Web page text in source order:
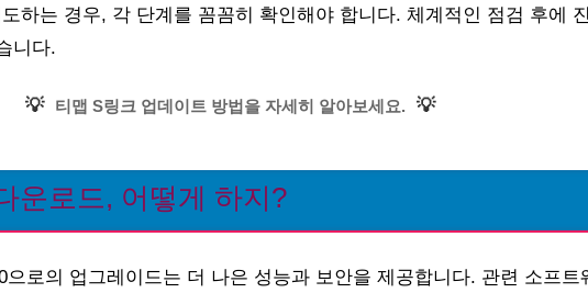
하는 경우, 각 단계를 꼼꼼히 확인해야 합니다. 체계적인 점검 후에
니다.
💡 티맵 S링크 업데이트 방법을 자세히 알아보세요. 💡
운로드, 어떻게 하지?
으로의 업그레이드는 더 나은 성능과 보안을 제공합니다. 관련 소프트